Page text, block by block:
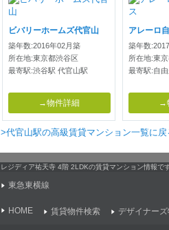
ビバリーホームズ代官山
築年数:2016年02月築
所在地:東京都渋谷区
最寄駅:渋谷駅 代官山駅
→物件詳細
アレーロ
築年数
所在地:東
最寄駅:自
→
>代官山駅の高級賃貸マンション一覧に戻
レジディア祐天寺 4階 2LDKの賃貸マンション情報で
東急東横線
HOME 賃貸物件検索 デザイナー